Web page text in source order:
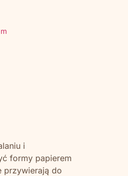
i
formy papierem
przywierają do